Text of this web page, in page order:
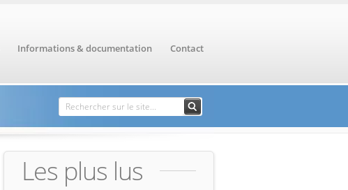
Informations & documentation Contact
Formulaire de
recherche
Rechercher
Les plus lus